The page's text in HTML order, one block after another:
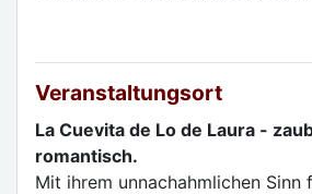
Veranstaltungsort
La Cuevita de Lo de Laura -
romantisch.
Mit ihrem unnachahmlichen Sinn